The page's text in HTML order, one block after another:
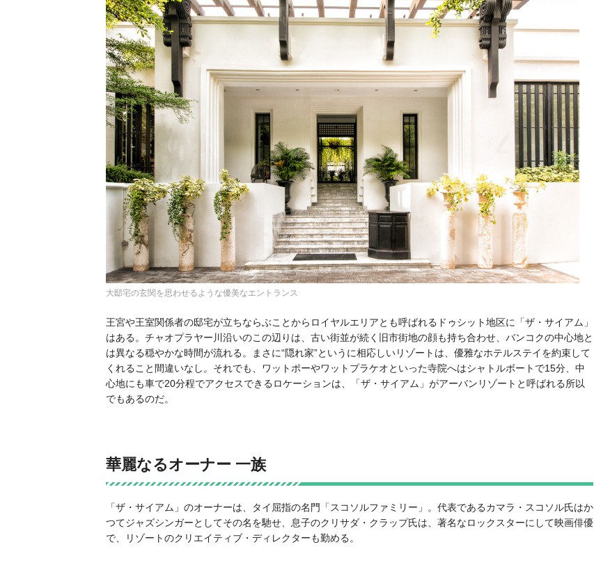
大邸宅の玄関を思わせるような優美なエントランス
王宮や王室関係者の邸宅が立ちならぶことからロイヤルエリアとも呼ばれるドゥシット地区に「ザ・サイアム」
はある。チャオプラヤー川沿いのこの辺りは、古い街並が続く旧市街地の顔も持ち合わせ、バンコクの中心地と
は異なる穏やかな時間が流れる。まさに“隠れ家”というに相応しいリゾートは、優雅なホテルステイを約束して
くれること間違いなし。それでも、ワットポーやワットプラケオといった寺院へはシャトルボートで15分、中
心地にも車で20分程でアクセスできるロケーションは、「ザ・サイアム」がアーバンリゾートと呼ばれる所以
でもあるのだ。
華麗なるオーナー 一族
「ザ・サイアム」のオーナーは、タイ屈指の名門「スコソルファミリー」。代表であるカマラ・スコソル氏はか
つてジャズシンガーとしてその名を馳せ、息子のクリサダ・クラップ氏は、著名なロックスターにして映画俳優
で、リゾートのクリエイティブ・ディレクターも勤める。